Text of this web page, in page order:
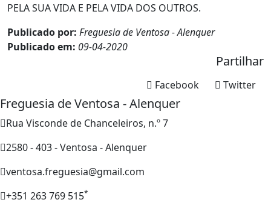
PELA SUA VIDA E PELA VIDA DOS OUTROS.
Publicado por: Freguesia de Ventosa - Alenquer
Publicado em: 09-04-2020
Partilhar
Twitter
Facebook
Freguesia de Ventosa - Alenquer
Rua Visconde de Chanceleiros, n.º 7
2580 - 403 - Ventosa - Alenquer
ventosa.freguesia@gmail.com
+351 263 769 515*